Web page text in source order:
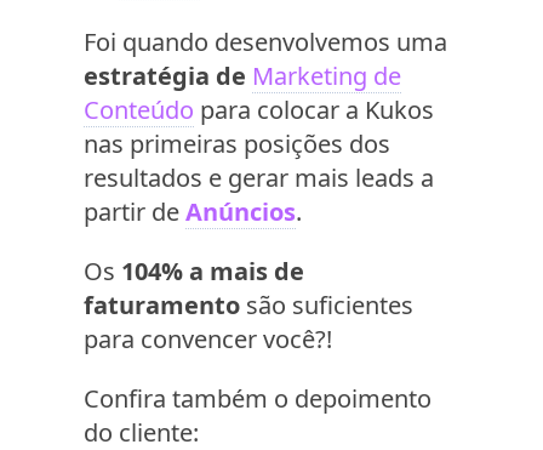
Foi quando desenvolvemos uma
estratégia de Marketing de
Conteúdo para colocar a Kukos
nas primeiras posições dos
resultados e gerar mais leads a
partir deAnúncios.
Os 104% a mais de
faturamento são suficientes
para convencer você?!
Confira também o depoimento
do cliente: